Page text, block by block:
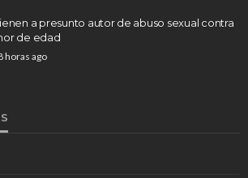
a presunto autor de abuso sexual contra
de edad
horas ago